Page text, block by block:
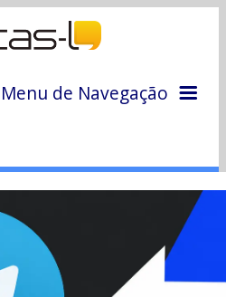
Menu de Navegação